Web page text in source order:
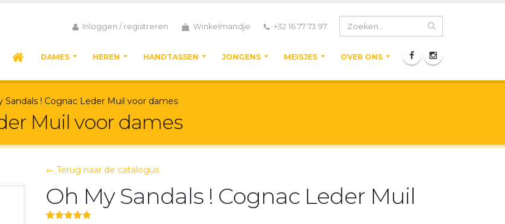
Inloggen / registreren Winkelmandje +32 16 77 73 97
DAMES HEREN HANDTASSEN JONGENS MEISJES OVER ONS
Sandals ! Cognac Leder Muil voor dames
Muil voor dames
← Terug naar de catalogus
Oh My Sandals ! Cognac Leder Muil